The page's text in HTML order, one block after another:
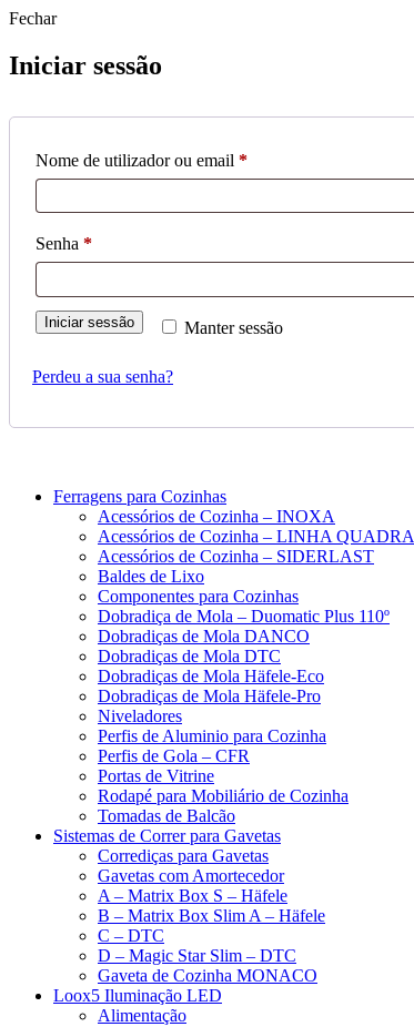
Fechar
Iniciar sessão
Nome de utilizador ou email *Obrigatório
Senha *Obrigatório
Manter sessão
Iniciar sessão
Perdeu a sua senha?
Ferragens para Cozinhas
Acessórios de Cozinha – INOXA
Acessórios de Cozinha – LINHA QUADRA
Acessórios de Cozinha – SIDERLAST
Baldes de Lixo
Componentes para Cozinhas
Dobradiça de Mola – Duomatic Plus 110º
Dobradiças de Mola DANCO
Dobradiças de Mola DTC
Dobradiças de Mola Häfele-Eco
Dobradiças de Mola Häfele-Pro
Niveladores
Perfis de Aluminio para Cozinha
Perfis de Gola – CFR
Portas de Vitrine
Rodapé para Mobiliário de Cozinha
Tomadas de Balcão
Sistemas de Correr para Gavetas
Corrediças para Gavetas
Gavetas com Amortecedor
A – Matrix Box S – Häfele
B – Matrix Box Slim A – Häfele
C – DTC
D – Magic Star Slim – DTC
Gaveta de Cozinha MONACO
Loox5 Iluminação LED
Alimentação